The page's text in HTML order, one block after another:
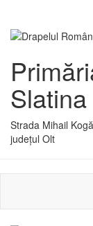
Slatina
Strada Mihail
județul Olt